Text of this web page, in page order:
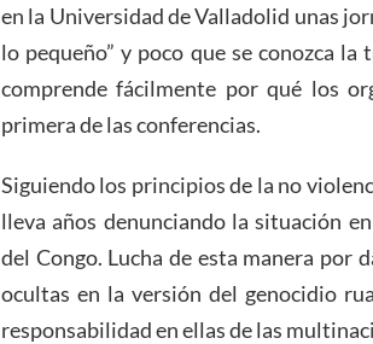
en la Universidad de Valladolid unas
lo pequeño” y poco que se conozca
comprende fácilmente por qué los
primera de las conferencias.
Siguiendo los principios de la no
lleva años denunciando la situación
del Congo. Lucha de esta manera por
ocultas en la versión del genocidio
responsabilidad en ellas de las